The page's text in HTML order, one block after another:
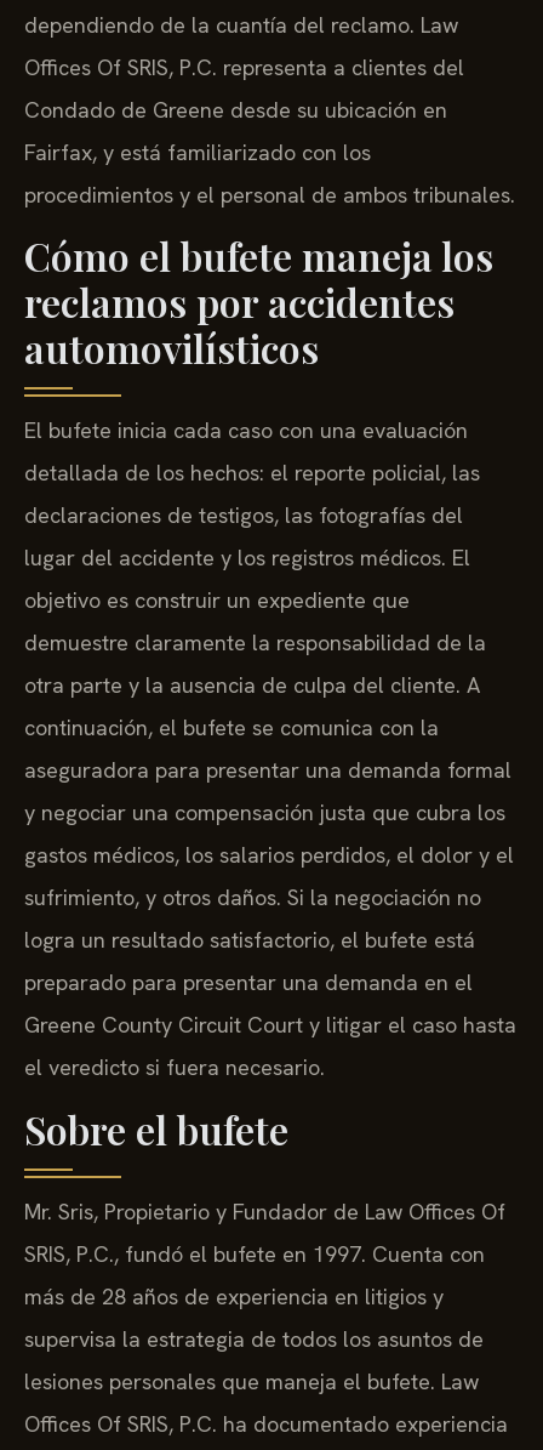
dependiendo de la cuantía del reclamo. Law
Offices Of SRIS, P.C. representa a clientes del
Condado de Greene desde su ubicación en
Fairfax, y está familiarizado con los
procedimientos y el personal de ambos tribunales.
Cómo el bufete maneja los
reclamos por accidentes
automovilísticos
El bufete inicia cada caso con una evaluación
detallada de los hechos: el reporte policial, las
declaraciones de testigos, las fotografías del
lugar del accidente y los registros médicos. El
objetivo es construir un expediente que
demuestre claramente la responsabilidad de la
otra parte y la ausencia de culpa del cliente. A
continuación, el bufete se comunica con la
aseguradora para presentar una demanda formal
y negociar una compensación justa que cubra los
gastos médicos, los salarios perdidos, el dolor y el
sufrimiento, y otros daños. Si la negociación no
logra un resultado satisfactorio, el bufete está
preparado para presentar una demanda en el
Greene County Circuit Court y litigar el caso hasta
el veredicto si fuera necesario.
Sobre el bufete
Mr. Sris, Propietario y Fundador de Law Offices Of
SRIS, P.C., fundó el bufete en 1997. Cuenta con
más de 28 años de experiencia en litigios y
supervisa la estrategia de todos los asuntos de
lesiones personales que maneja el bufete. Law
Offices Of SRIS, P.C. ha documentado experiencia